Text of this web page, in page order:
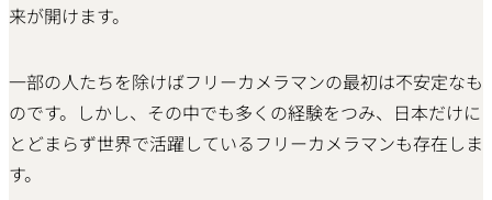
来が開けます。
一部の人たちを除けばフリーカメラマンの最初は不安定なも
のです。しかし、その中でも多くの経験をつみ、日本だけに
とどまらず世界で活躍しているフリーカメラマンも存在しま
す。